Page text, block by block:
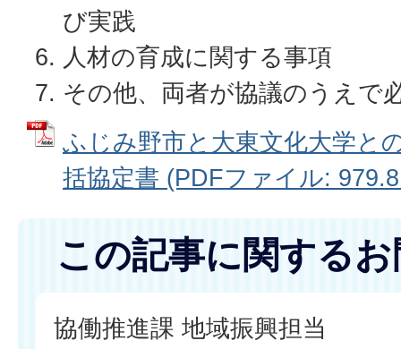
び実践
人材の育成に関する事項
その他、両者が協議のうえで
ふじみ野市と大東文化大学と
括協定書 (PDFファイル:
この記事に関する
協働推進課 地域振興担当